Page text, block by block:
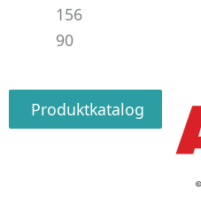
156
90
Produktkatalog